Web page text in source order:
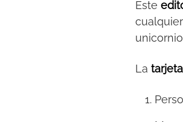
Este
La